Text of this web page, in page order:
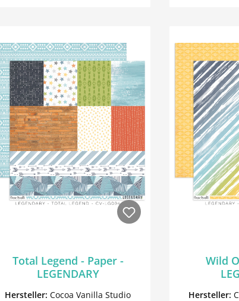
Total Legend - Paper -
LEGENDARY
Hersteller:Cocoa Vanilla Studio
Wild
Hersteller: